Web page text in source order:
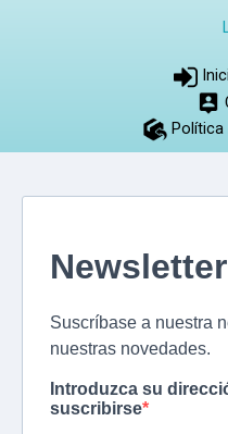
Política